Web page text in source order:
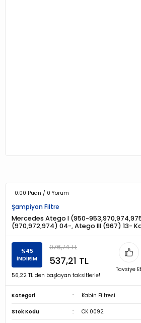
0.00 Puan / 0 Yorum
Şampiyon Filtre
Mercedes Atego I (950-
(970,972,974) 04-, Atego III (967) 13-
%45
İNDİRİM
976,74 TL
537,21 TL
56,22 TL den başlayan taksitlerle!
Tavsiye Et
Kategori Kabin Filtresi
Stok Kodu CK 0092